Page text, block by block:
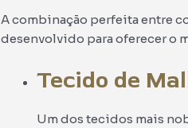
A combinação perfeita entre
desenvolvido para oferecer o
Tecido de
Um dos tecidos mais